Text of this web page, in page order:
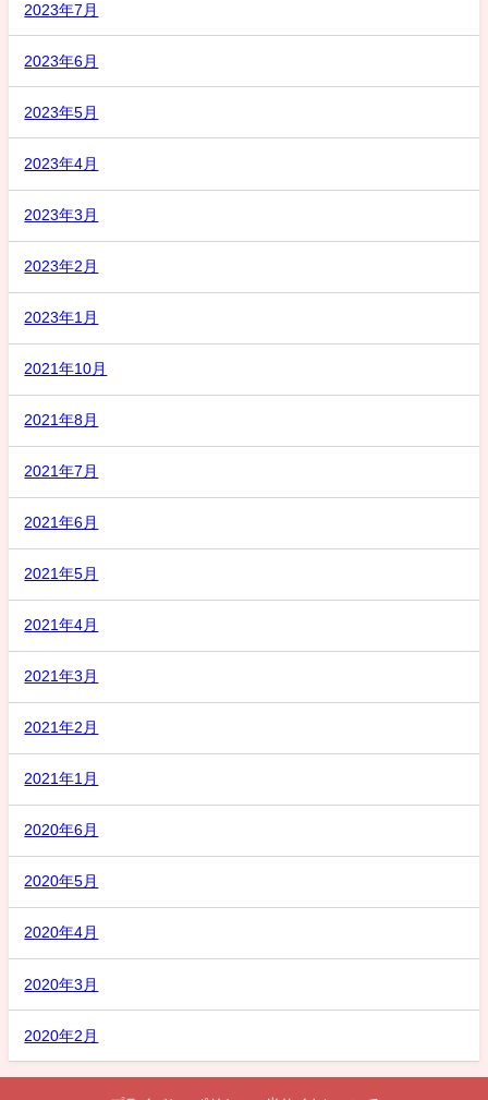
2023年7月
2023年6月
2023年5月
2023年4月
2023年3月
2023年2月
2023年1月
2021年10月
2021年8月
2021年7月
2021年6月
2021年5月
2021年4月
2021年3月
2021年2月
2021年1月
2020年6月
2020年5月
2020年4月
2020年3月
2020年2月